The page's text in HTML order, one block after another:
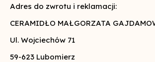
Adres do zwrotu i reklamacji:
CERAMIDŁO MAŁGORZATA
Ul. Wojciechów 71
59-623 Lubomierz